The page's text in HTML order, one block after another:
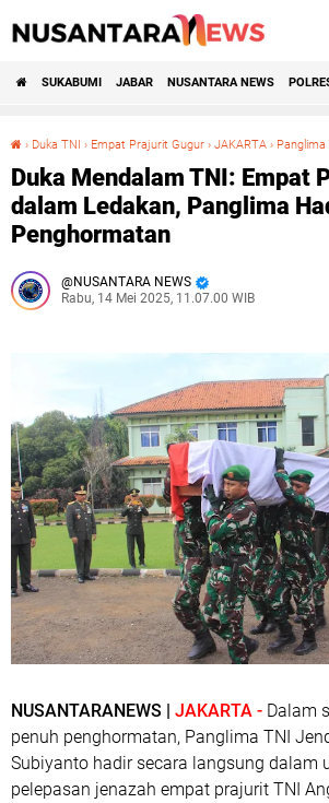
SUKABUMI JABAR NUSANTARA NEWS
› Duka TNI › Empat Prajurit Gugur › JAKARTA › Panglima
Duka Mendalam TNI: Empat
dalam Ledakan, Panglima
Penghormatan
NUSANTARA NEWS
Rabu, 14 Mei 2025, 11.07.00 WIB
NUSANTARANEWS | JAKARTA - Dalam
penuh penghormatan, Panglima TNI
Subiyanto hadir secara langsung dalam
pelepasan jenazah empat prajurit TNI